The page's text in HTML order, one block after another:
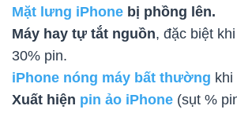
Mặt lưng iPhone bị phồng lên.
Máy hay tự tắt nguồn, đặc biệt
30% pin.
iPhone nóng máy bất thường
Xuất hiện pin ảo iPhone (sụt %